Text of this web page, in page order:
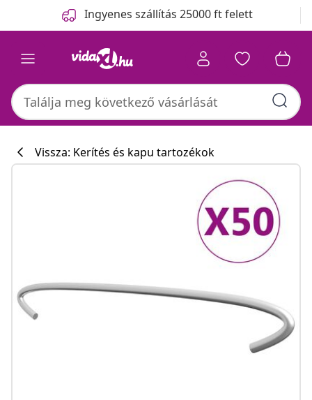
Ingyenes szállítás 25000 ft felett
Vissza: Kerítés és kapu tartozékok